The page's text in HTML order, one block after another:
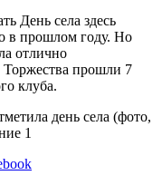
День села здесь
в прошлом году. Но
отлично
Торжества прошли 7
клуба.